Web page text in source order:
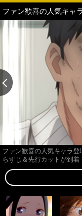
ファン歓喜の人気キャラ
らすじ＆先行カットが到着